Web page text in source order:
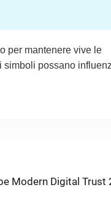
per mantenere vive le
simboli possano
Modern Digital Trust